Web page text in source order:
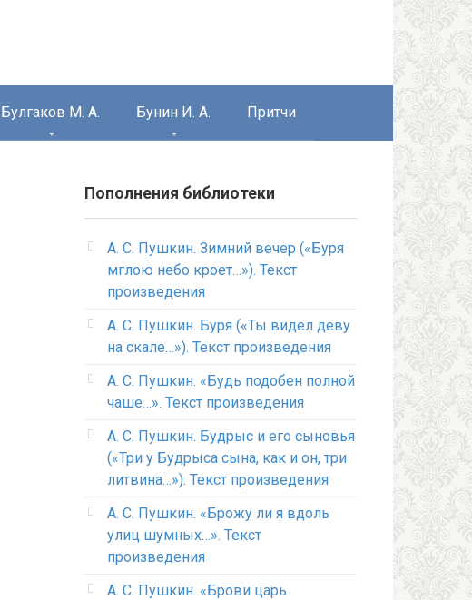
Булгаков М. А. Бунин И. А. Притчи
Пополнения библиотеки
А. С. Пушкин. Зимний вечер («Буря
мглою небо кроет…»). Текст
произведения
А. С. Пушкин. Буря («Ты видел деву
на скале…»). Текст произведения
А. С. Пушкин. «Будь подобен полной
чаше…». Текст произведения
А. С. Пушкин. Будрыс и его сыновья
(«Три у Будрыса сына, как и он, три
литвина…»). Текст произведения
А. С. Пушкин. «Брожу ли я вдоль
улиц шумных…». Текст
произведения
А. С. Пушкин. «Брови царь